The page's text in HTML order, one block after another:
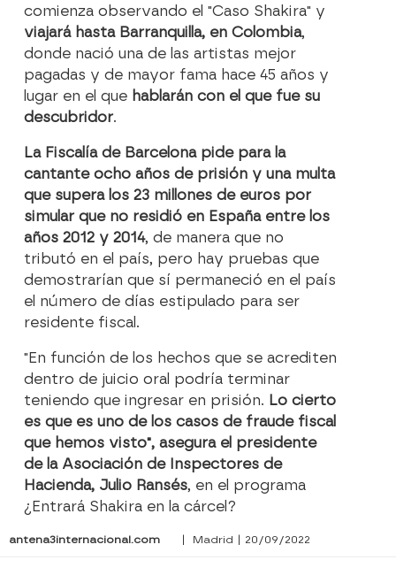
comienza observando el "Caso Shakira" y
viajará hasta Barranquilla, en Colombia,
donde nació una de las artistas mejor
pagadas y de mayor fama hace 45 años y
lugar en el que hablarán con el que fue su
descubridor.
La Fiscalía de Barcelona pide para la
cantante ocho años de prisión y una multa
que supera los 23 millones de euros por
simular que no residió en España entre los
años 2012 y 2014, de manera que no
tributó en el país, pero hay pruebas que
demostrarían que sí permaneció en el país
el número de días estipulado para ser
residente fiscal.
"En función de los hechos que se acrediten
dentro de juicio oral podría terminar
teniendo que ingresar en prisión. Lo cierto
es que es uno de los casos de fraude fiscal
que hemos visto", asegura el presidente
de la Asociación de Inspectores de
Hacienda, Julio Ransés, en el programa
¿Entrará Shakira en la cárcel?
antena3internacional.com | Madrid | 20/09/2022